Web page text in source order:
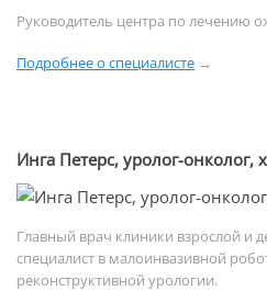
Руководитель центра по лечению
Подробнее о специалисте →
Инга Петерс, уролог-онколог,
Главный врач клиники взрослой и
специалист в малоинвазивной
реконструктивной урологии.